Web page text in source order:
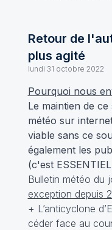
Retour de
plus agité
lundi 31 octobre 2022
Pourquoi nous
Le maintien de
météo sur
viable sans ce
également les
(c'est
Bulletin météo du
exception depuis
+ L’anticyclone
céder face au